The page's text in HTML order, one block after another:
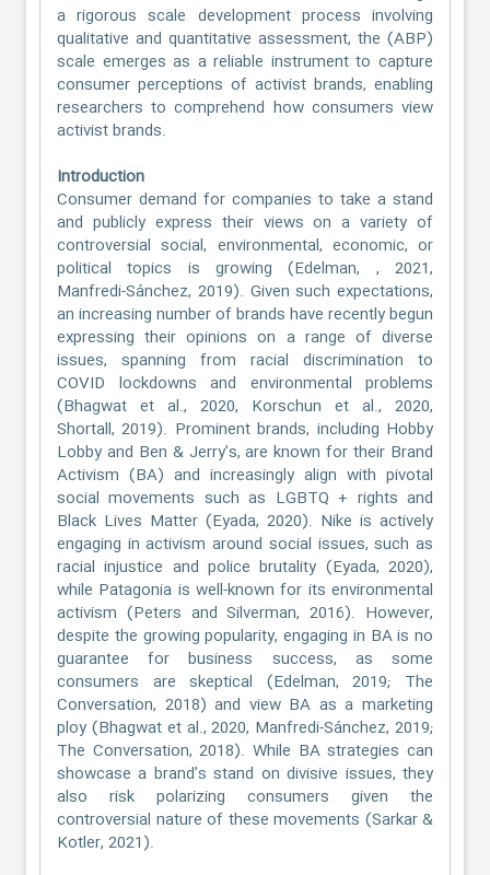
a rigorous scale development process involving
qualitative and quantitative assessment, the (ABP)
scale emerges as a reliable instrument to capture
consumer perceptions of activist brands, enabling
researchers to comprehend how consumers view
activist brands.
Introduction
Consumer demand for companies to take a stand
and publicly express their views on a variety of
controversial social, environmental, economic, or
political topics is growing (Edelman, , 2021,
Manfredi-Sánchez, 2019). Given such expectations,
an increasing number of brands have recently begun
expressing their opinions on a range of diverse
issues, spanning from racial discrimination to
COVID lockdowns and environmental problems
(Bhagwat et al., 2020, Korschun et al., 2020,
Shortall, 2019). Prominent brands, including Hobby
Lobby and Ben & Jerry’s, are known for their Brand
Activism (BA) and increasingly align with pivotal
social movements such as LGBTQ + rights and
Black Lives Matter (Eyada, 2020). Nike is actively
engaging in activism around social issues, such as
racial injustice and police brutality (Eyada, 2020),
while Patagonia is well-known for its environmental
activism (Peters and Silverman, 2016). However,
despite the growing popularity, engaging in BA is no
guarantee for business success, as some
consumers are skeptical (Edelman, 2019; The
Conversation, 2018) and view BA as a marketing
ploy (Bhagwat et al., 2020, Manfredi-Sánchez, 2019;
The Conversation, 2018). While BA strategies can
showcase a brand’s stand on divisive issues, they
also risk polarizing consumers given the
controversial nature of these movements (Sarkar &
Kotler, 2021).